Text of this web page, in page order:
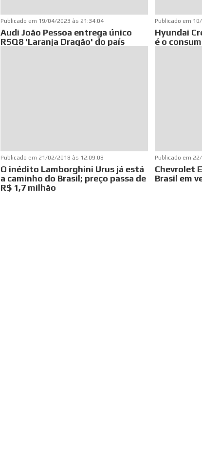
Publicado em 19/04/2023 às 21:34:04
Audi João Pessoa entrega único
RSQ8 'Laranja Dragão' do país
Publicado em
Hyundai
é o
Publicado em 21/02/2018 às 12:09:08
O inédito Lamborghini Urus já está
a caminho do Brasil; preço passa de
R$ 1,7 milhão
Publicado em
Chevrolet
Brasil em